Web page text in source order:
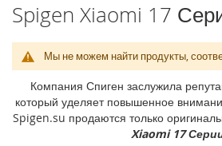
i
P
h
e
1
Spigen Xiaomi 17
Мы не можем найти продукты,
Компания Спиген заслужила
который уделяет повышенное
Spigen.su продаются только
Xiaomi 17